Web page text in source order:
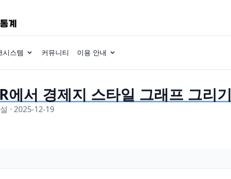
시스템 커뮤니티 이용 안내
서 경제지 스타일 그래프 그리기
· 2025-12-19